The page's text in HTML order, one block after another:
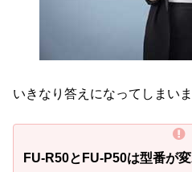
いきなり答えになってしまいま
FU-R50とFU-P50は型番が